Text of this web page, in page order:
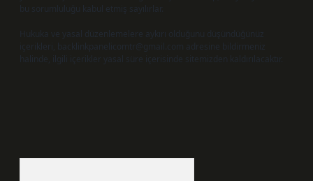
bu sorumluluğu kabul etmiş sayılırlar.
Hukuka ve yasal düzenlemelere aykırı olduğunu düşündüğünüz
içerikleri, backlinkpanelicomtr@gmail.com adresine bildirmeniz
halinde, ilgili içerikler yasal süre içerisinde sitemizden kaldırılacaktır.